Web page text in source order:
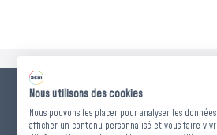
Conditions d'entretien :Lavable à 60°C |
Séchage machine modéré (60°C) |
Nous utilisons des cookies
Nous pouvons les placer pour analyser les
afficher un contenu personnalisé et vous faire